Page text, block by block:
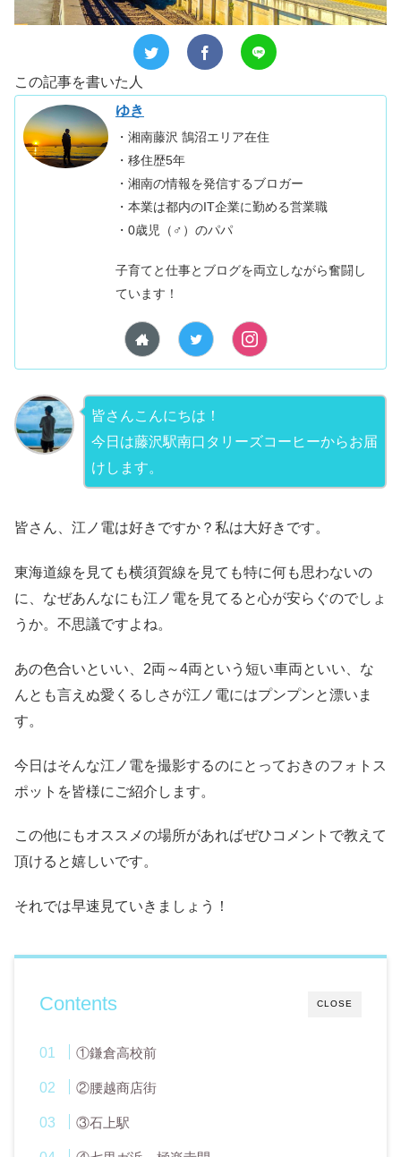
この記事を書いた人
ゆき
・湘南藤沢 鵠沼エリア在住
・移住歴5年
・湘南の情報を発信するブロガー
・本業は都内のIT企業に勤める営業職
・0歳児（♂）のパパ
子育てと仕事とブログを両立しながら奮闘し
ています！
皆さんこんにちは！
今日は藤沢駅南口タリーズコーヒーからお届
けします。
皆さん、江ノ電は好きですか？私は大好きです。
東海道線を見ても横須賀線を見ても特に何も思わないの
に、なぜあんなにも江ノ電を見てると心が安らぐのでしょ
うか。不思議ですよね。
あの色合いといい、2両～4両という短い車両といい、な
んとも言えぬ愛くるしさが江ノ電にはプンプンと漂いま
す。
今日はそんな江ノ電を撮影するのにとっておきのフォトス
ポットを皆様にご紹介します。
この他にもオススメの場所があればぜひコメントで教えて
頂けると嬉しいです。
それでは早速見ていきましょう！
CLOSE
Contents
①鎌倉高校前
②腰越商店街
③石上駅